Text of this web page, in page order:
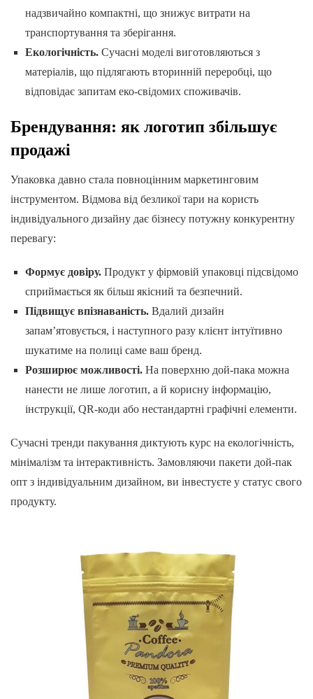
надзвичайно компактні, що знижує витрати на
транспортування та зберігання.
Екологічність.Сучасні моделі виготовляються з
матеріалів, що підлягають вторинній переробці, що
відповідає запитам еко-свідомих споживачів.
Брендування: як логотип збільшує
продажі
Упаковка давно стала повноцінним маркетинговим
інструментом. Відмова від безликої тари на користь
індивідуального дизайну дає бізнесу потужну конкурентну
перевагу:
Формує довіру.Продукт у фірмовій упаковці підсвідомо
сприймається як більш якісний та безпечний.
Підвищує впізнаваність.Вдалий дизайн
запам’ятовується, і наступного разу клієнт інтуїтивно
шукатиме на полиці саме ваш бренд.
Розширює можливості.На поверхню дой-пака можна
нанести не лише логотип, а й корисну інформацію,
інструкції, QR-коди або нестандартні графічні елементи.
Сучасні тренди пакування диктують курс на екологічність,
мінімалізм та інтерактивність. Замовляючи пакети дой-пак
опт з індивідуальним дизайном, ви інвестуєте у статус свого
продукту.